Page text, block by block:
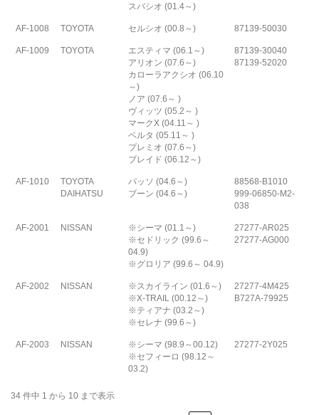
スパシオ (01.4～)
AF-1008 TOYOTA セルシオ (00.8～) 87139-50030
AF-1009 TOYOTA
エスティマ (06.1～)
アリオン (07.6～)
カローラアクシオ (06.10
～)
ノア (07.6～ )
ヴィッツ (05.2～ )
マークX (04.11～ )
ベルタ (05.11～ )
プレミオ (07.6～)
ブレイド (06.12～)
87139-30040
87139-52020
AF-1010
TOYOTA
DAIHATSU
パッソ (04.6～)
ブーン (04.6～)
88568-B1010
999-06850-M2-
038
AF-2001 NISSAN
※シーマ (01.1～)
※セドリック (99.6～
04.9)
※グロリア (99.6～ 04.9)
27277-AR025
27277-AG000
AF-2002 NISSAN
※スカイライン (01.6～)
※X-TRAIL (00.12～)
※ティアナ (03.2～)
※セレナ (99.6～)
27277-4M425
B727A-79925
AF-2003 NISSAN
※シーマ (98.9～00.12)
※セフィーロ (98.12～
03.2)
27277-2Y025
34 件中 1 から 10 まで表示